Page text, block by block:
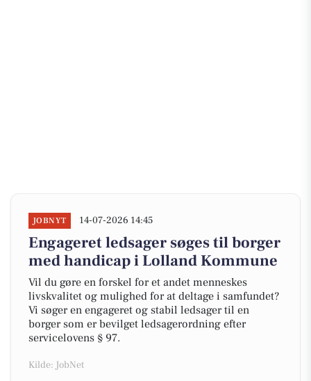
JOBNYT 14-07-2026 14:45
Engageret ledsager søges til borger
med handicap i Lolland Kommune
Vil du gøre en forskel for et andet menneskes
livskvalitet og mulighed for at deltage i samfundet?
Vi søger en engageret og stabil ledsager til en
borger som er bevilget ledsagerordning efter
servicelovens § 97.
Kilde: JobNet